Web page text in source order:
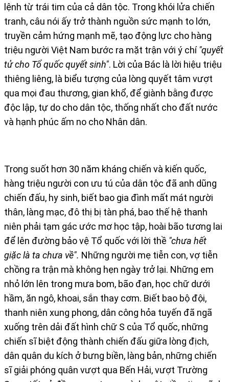
lệnh từ trái tim của cả dân tộc. Trong khói lửa chiến
tranh, câu nói ấy trở thành nguồn sức mạnh to lớn,
truyền cảm hứng mạnh mẽ, tạo động lực cho hàng
triệu người Việt Nam bước ra mặt trận với ý chí"quyết
tử cho Tổ quốc quyết sinh". Lời của Bác là lời hiệu triệu
thiêng liêng, là biểu tượng của lòng quyết tâm vượt
qua mọi đau thương, gian khổ, để giành bằng được
độc lập, tự do cho dân tộc, thống nhất cho đất nước
và hạnh phúc ấm no cho Nhân dân.
Trong suốt hơn 30 năm kháng chiến và kiến quốc,
hàng triệu người con ưu tú của dân tộc đã anh dũng
chiến đấu, hy sinh, biết bao gia đình mất mát người
thân, làng mạc, đô thị bị tàn phá, bao thế hệ thanh
niên phải tạm gác ước mơ học tập, hoài bão tương lai
để lên đường bảo vệ Tổ quốc với lời thề "chưa hết
giặc là ta chưa về". Những người mẹ tiễn con, vợ tiễn
chồng ra trận mà không hẹn ngày trở lại. Những em
nhỏ lớn lên trong mưa bom, bão đạn, học chữ dưới
hầm, ăn ngô, khoai, sắn thay cơm. Biết bao bộ đội,
thanh niên xung phong, dân công hỏa tuyến đã ngã
xuống trên dải đất hình chữ S của Tổ quốc, những
chiến sĩ biệt động thành chiến đấu giữa lòng địch,
dân quân du kích ở bưng biền, làng bản, những chiến
sĩ giải phóng quân vượt qua Bến Hải, vượt Trường